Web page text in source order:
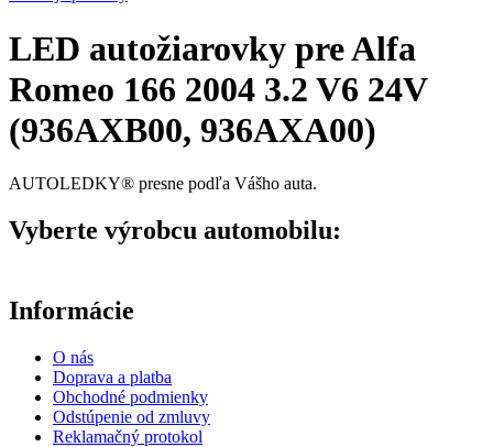
LED autožiarovky pre Alfa
Romeo 166 2004 3.2 V6 24V
(936AXB00, 936AXA00)
AUTOLEDKY® presne podľa Vášho auta.
Vyberte výrobcu automobilu:
Informácie
O nás
Doprava a platba
Obchodné podmienky
Odstúpenie od zmluvy
Reklamačný protokol